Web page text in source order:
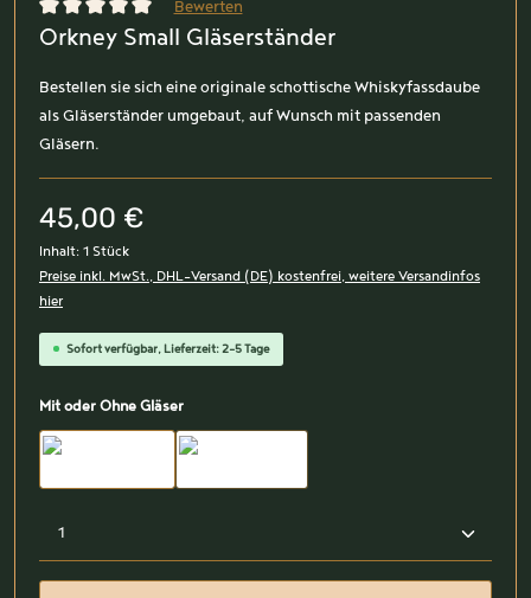
Durchschnittliche Bewertung von 0 von 5 Sternen
Bewerten
Orkney Small Gläserständer
Bestellen sie sich eine originale schottische Whiskyfassdaube
als Gläserständer umgebaut, auf Wunsch mit passenden
Gläsern.
45,00 €
Inhalt: 1 Stück
Preise inkl. MwSt., DHL-Versand (DE) kostenfrei, weitere Versandinfos
hier
Sofort verfügbar, Lieferzeit: 2-5 Tage
Mit oder Ohne Gläserauswählen
Produkt Anzahl: Gib den gewünschten Wert ein oder